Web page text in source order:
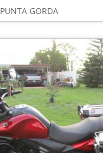
PUNTA GORDA